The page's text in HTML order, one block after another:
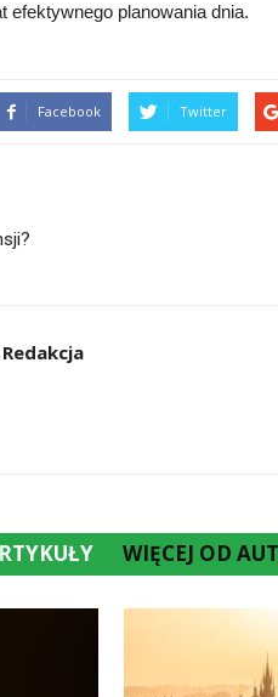
efektywnego planowania dnia.
Facebook Twitter
Redakcja
WIĘCEJ OD